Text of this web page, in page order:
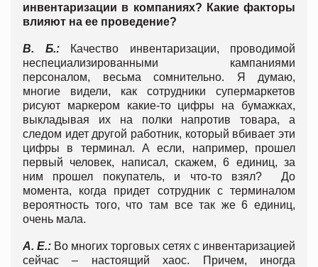
инвентаризации в компаниях? Какие факторы
влияют на ее проведение?
В. Б.:Качество инвентаризации, проводимой
неспециализированными кампаниями
персоналом, весьма сомнительно. Я думаю,
многие видели, как сотрудники супермаркетов
рисуют маркером какие-то цифры на бумажках,
выкладывая их на полки напротив товара, а
следом идет другой работник, который вбивает эти
цифры в терминал. А если, например, прошел
первый человек, написал, скажем, 6 единиц, за
ним прошел покупатель, и что-то взял? До
момента, когда придет сотрудник с терминалом
вероятность того, что там все так же 6 единиц,
очень мала.
А. Е.: Во многих торговых сетях с инвентаризацией
сейчас – настоящий хаос. Причем, иногда